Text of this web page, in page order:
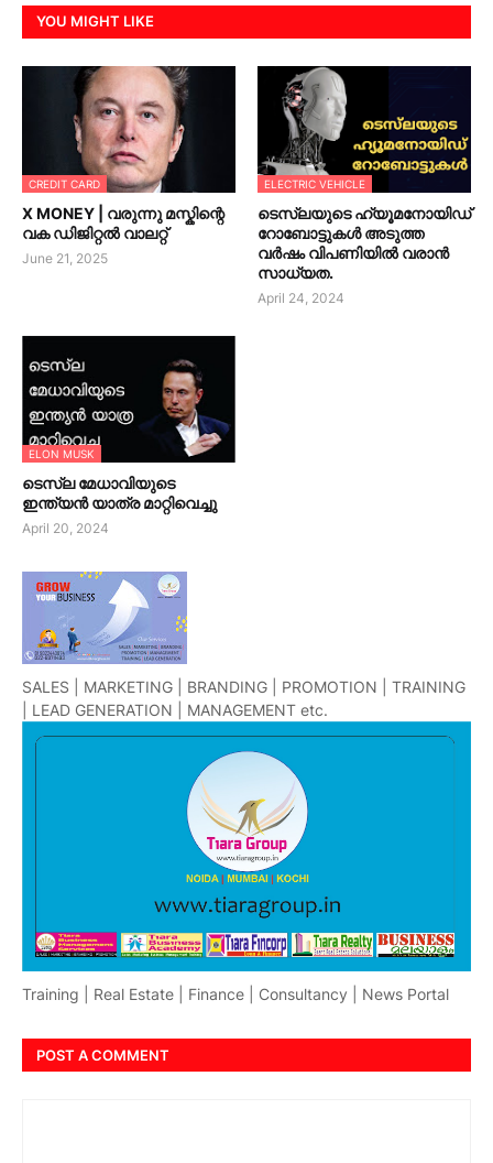
YOU MIGHT LIKE
CREDIT CARD
X MONEY | വരുന്നു മസ്കിന്റെ
വക ഡിജിറ്റൽ വാലറ്റ്
June 21, 2025
ELECTRIC VEHICLE
ടെസ്‌ലയുടെ ഹ്യൂമനോയിഡ്
റോബോട്ടുകൾ അടുത്ത
വർഷം വിപണിയിൽ വരാൻ
സാധ്യത.
April 24, 2024
ELON MUSK
ടെസ്‌ല മേധാവിയുടെ
ഇന്ത്യൻ യാത്ര മാറ്റിവെച്ചു
April 20, 2024
SALES | MARKETING | BRANDING | PROMOTION | TRAINING
| LEAD GENERATION | MANAGEMENT etc.
Training | Real Estate | Finance | Consultancy | News Portal
POST A COMMENT